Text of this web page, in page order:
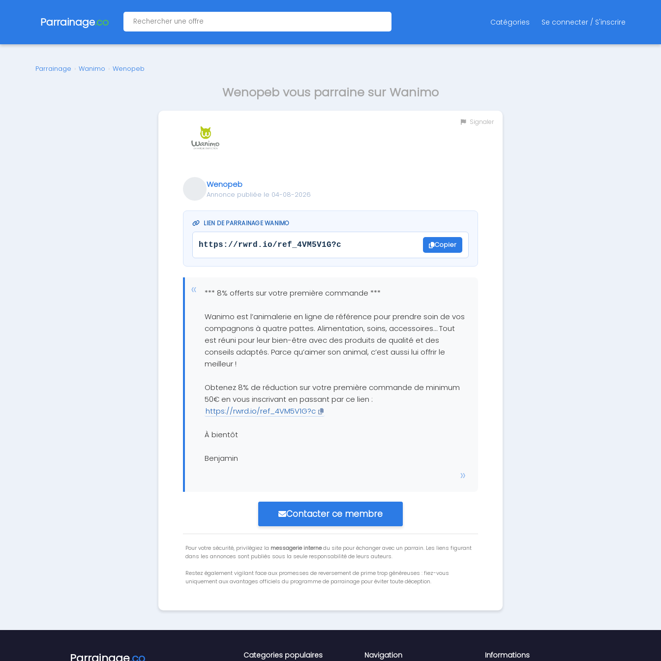
Parrainage.co Catégories Se connecter / S'inscrire
Parrainage › Wanimo › Wenopeb
Wenopeb vous parraine sur Wanimo
Signaler
Wenopeb
Annonce publiée le 04-08-2026
LIEN DE PARRAINAGE WANIMO
https://rwrd.io/ref_4VM5V1G?c Copier
*** 8% offerts sur votre première commande ***
Wanimo est l’animalerie en ligne de référence pour prendre soin de vos
compagnons à quatre pattes. Alimentation, soins, accessoires… Tout
est réuni pour leur bien-être avec des produits de qualité et des
conseils adaptés. Parce qu’aimer son animal, c’est aussi lui offrir le
meilleur !
Obtenez 8% de réduction sur votre première commande de minimum
50€ en vous inscrivant en passant par ce lien :
https://rwrd.io/ref_4VM5V1G?c
À bientôt
Benjamin
Contacter ce membre
Pour votre sécurité, privilégiez la messagerie internedu site pour échanger avec un parrain. Les liens figurant
dans les annonces sont publiés sous la seule responsabilité de leurs auteurs.
Restez également vigilant face aux promesses de reversement de prime trop généreuses : fiez-vous
uniquement aux avantages officiels du programme de parrainage pour éviter toute déception.
Categories populaires Navigation Informations